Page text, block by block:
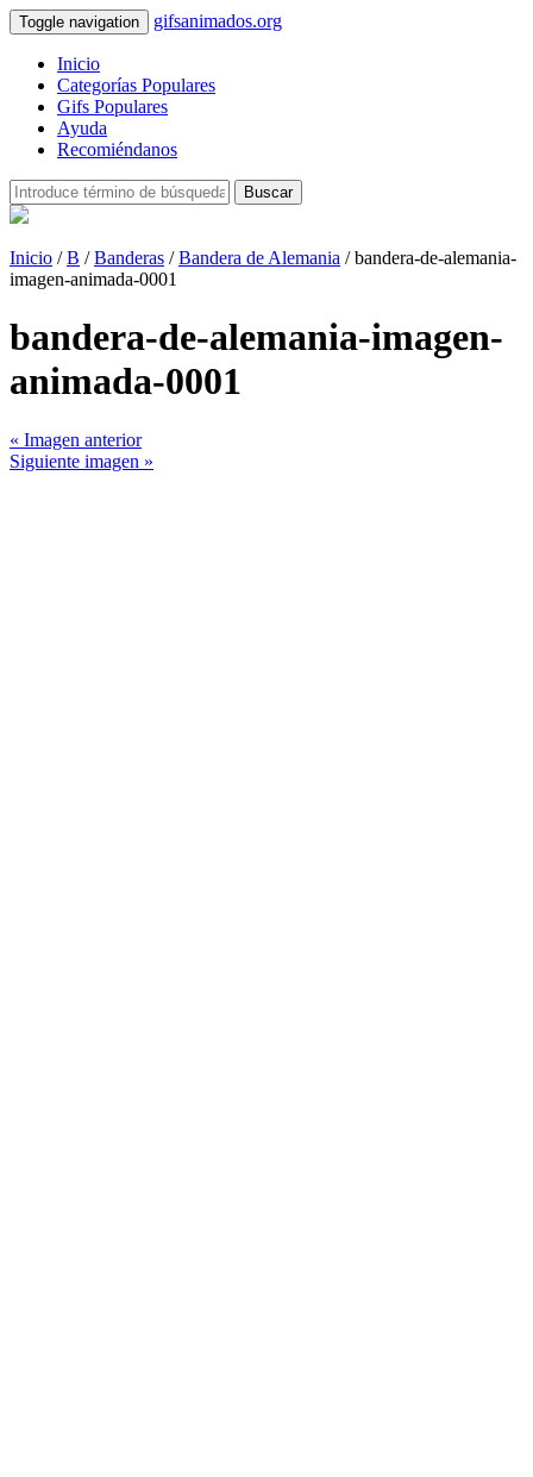
Toggle navigation gifsanimados.org
Inicio
Categorías Populares
Gifs Populares
Ayuda
Recomiéndanos
Buscar
Inicio /B /Banderas /Bandera de Alemania / bandera-de-alemania-
imagen-animada-0001
bandera-de-alemania-imagen-
animada-0001
« Imagen anterior
Siguiente imagen »